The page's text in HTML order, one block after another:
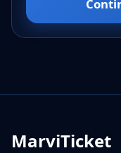
MarviTicket